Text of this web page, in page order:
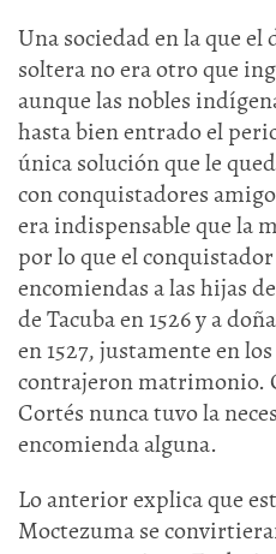
Una sociedad en la que
soltera no era otro que
aunque las nobles
hasta bien entrado el
única solución que le
con conquistadores
era indispensable que la
por lo que el
encomiendas a las hijas
de Tacuba en 1526 y a
en 1527, justamente en
contrajeron matrimonio.
Cortés nunca tuvo la
encomienda alguna.
Lo anterior explica que
Moctezuma se